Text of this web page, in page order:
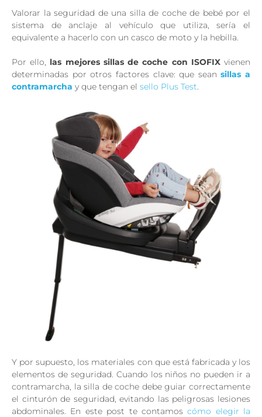
Valorar la seguridad de una silla de coche de bebé por el
sistema de anclaje al vehículo que utiliza, sería el
equivalente a hacerlo con un casco de moto y la hebilla.
Por ello, las mejores sillas de coche con ISOFIXvienen
determinadas por otros factores clave: que seansillas a
contramarcha y que tengan el sello Plus Test.
Y por supuesto, los materiales con que está fabricada y los
elementos de seguridad. Cuando los niños no pueden ir a
contramarcha, la silla de coche debe guiar correctamente
el cinturón de seguridad, evitando las peligrosas lesiones
abdominales. En este post te contamoscómo elegir la